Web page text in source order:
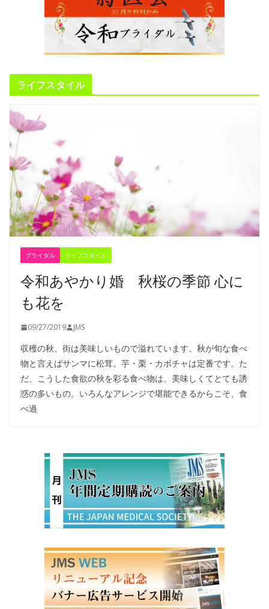
ライフスタイル
ブライダル ライフスタイル
令和あやかり婚 秋桜の季節 心に
も花を
09/27/2019 JMS
収穫の秋、街は美味しいもので溢れています。秋が旬な食べ
物と言えばサンマに松茸。芋・栗・カボチャは定番です。た
だ、こうした食欲の秋を彩る食べ物は、美味しくてとても誘
惑の多いもの。いろんなアレンジで堪能できるからこそ、食
べ過